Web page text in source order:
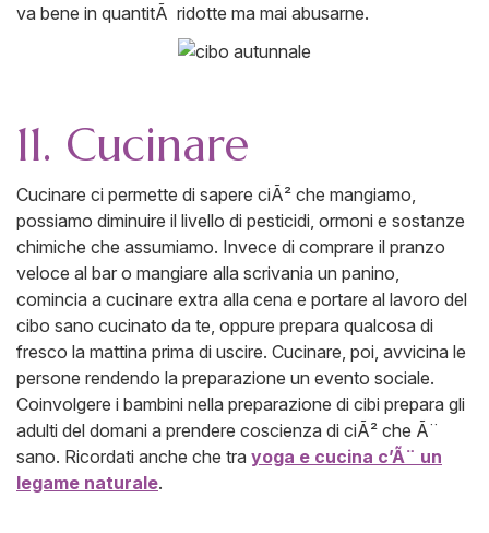
va bene in quantitÃ ridotte ma mai abusarne.
11. Cucinare
Cucinare ci permette di sapere ciÃ² che mangiamo,
possiamo diminuire il livello di pesticidi, ormoni e sostanze
chimiche che assumiamo. Invece di comprare il pranzo
veloce al bar o mangiare alla scrivania un panino,
comincia a cucinare extra alla cena e portare al lavoro del
cibo sano cucinato da te, oppure prepara qualcosa di
fresco la mattina prima di uscire. Cucinare, poi, avvicina le
persone rendendo la preparazione un evento sociale.
Coinvolgere i bambini nella preparazione di cibi prepara gli
adulti del domani a prendere coscienza di ciÃ² che Ã¨
sano. Ricordati anche che tra yoga e cucina c’Ã¨ un
legame naturale.